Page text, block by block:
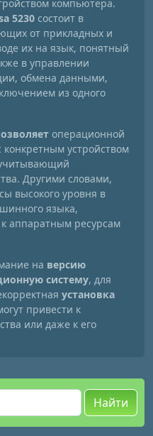
компьютера.
5230 состоит в
от прикладных и
их на язык, понятный
в управлении
обмена данными,
из одного
операционной
конкретным устройством
Другими словами,
высокого уровня в
языка,
аппаратным ресурсам
на версию
систему, для
установка
привести к
или даже к его
Найти